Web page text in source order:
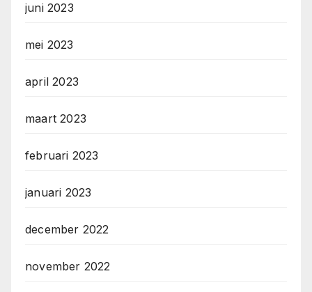
juni 2023
mei 2023
april 2023
maart 2023
februari 2023
januari 2023
december 2022
november 2022